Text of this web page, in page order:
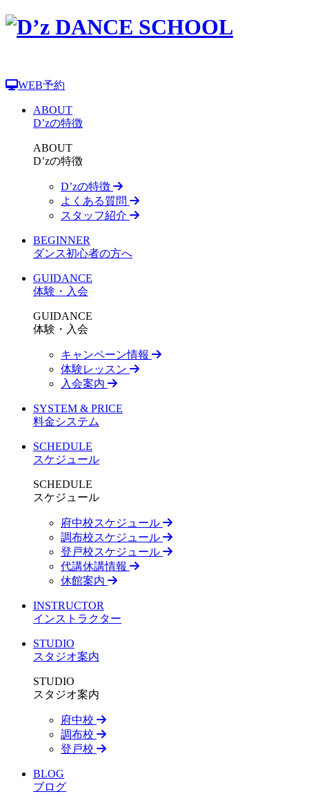
WEB予約
ABOUT
D’zの特徴
ABOUT
D’zの特徴
D’zの特徴
よくある質問
スタッフ紹介
BEGINNER
ダンス初心者の方へ
GUIDANCE
体験・入会
GUIDANCE
体験・入会
キャンペーン情報
体験レッスン
入会案内
SYSTEM & PRICE
料金システム
SCHEDULE
スケジュール
SCHEDULE
スケジュール
府中校スケジュール
調布校スケジュール
登戸校スケジュール
代講休講情報
休館案内
INSTRUCTOR
インストラクター
STUDIO
スタジオ案内
STUDIO
スタジオ案内
府中校
調布校
登戸校
BLOG
ブログ